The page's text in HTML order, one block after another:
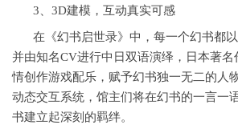
3、3D建模，互动真实可感
在《幻书启世录》中，每一个幻书都
并由知名CV进行中日双语演绎，日本著
情创作游戏配乐，赋予幻书独一无二的人
动态交互系统，馆主们将在幻书的一言一
书建立起深刻的羁绊。